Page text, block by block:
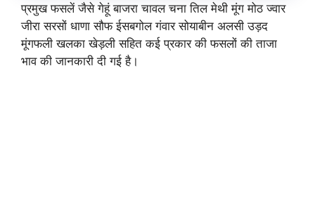
प्रमुख फसलें जैसे गेहूं बाजरा चावल चना तिल मेथी मूंग मोठ ज्वार
जीरा सरसों धाणा सौफ ईसबगोल गंवार सोयाबीन अलसी उड़द
मूंगफली खलका खेड़ली सहित कई प्रकार की फसलों की ताजा
भाव की जानकारी दी गई है।